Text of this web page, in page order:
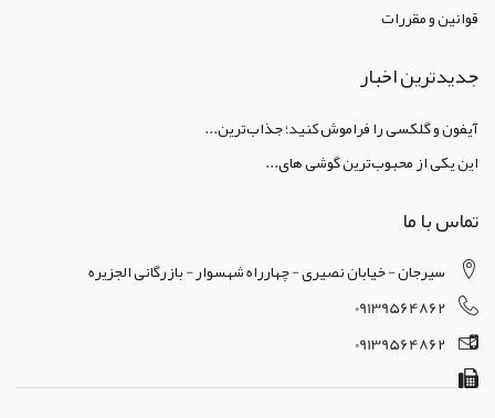
قوانين و مقررات
جدیدترین اخبار
آیفون و گلکسی را فراموش کنید؛ جذاب‌ترین...
این یکی از محبوب‌ترین گوشی های...
تماس با ما
سیرجان - خیابان نصیری - چهارراه شهسوار - بازرگانی الجزیره
09139564862
09139564862